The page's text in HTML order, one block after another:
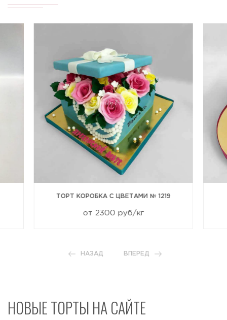
ТОРТ КОРОБКА С ЦВЕТАМИ № 1219
от 2300 руб/кг
НАЗАД ВПЕРЕД
НОВЫЕ ТОРТЫ НА САЙТЕ